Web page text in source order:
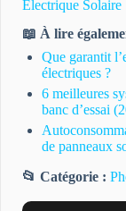
Électrique Solaire
📖 À lire
Que garantit
électriques ?
6 meilleures
banc d’essai
de panneaux
📂 Catégorie :